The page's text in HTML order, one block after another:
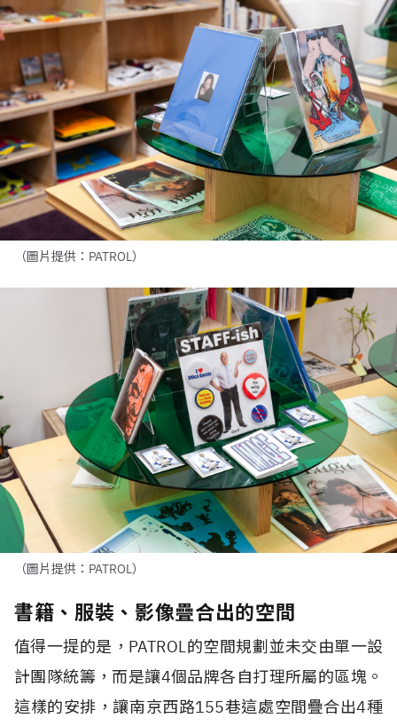
（圖片提供：PATROL）
（圖片提供：PATROL）
書籍、服裝、影像疊合出的空間
值得一提的是，PATROL的空間規劃並未交由單一設
計團隊統籌，而是讓4個品牌各自打理所屬的區塊。
這樣的安排，讓南京西路155巷這處空間疊合出4種